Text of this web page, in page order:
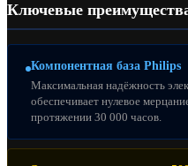
Ключевые
Компонентная база Philips
Максимальная надёжность
обеспечивает нулевое
протяжении 30 000 часов.